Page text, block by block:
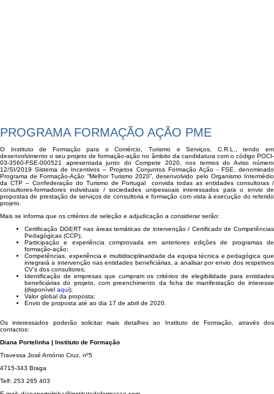
PROGRAMA FORMAÇÃO AÇÃO PME
O Instituto de Formação para o Comércio, Turismo e Serviços, C.R.L., tendo em
desenvolvimento o seu projeto de formação-ação no âmbito da candidatura com o código POCI-
03-3560-FSE-000521 apresentada junto do Compete 2020, nos termos do Aviso número
12/SI/2019 Sistema de Incentivos – Projetos Conjuntos Formação Ação - FSE, denominado
Programa de Formação-Ação “Melhor Turismo 2020”, desenvolvido pelo Organismo Intermédio
da CTP – Confederação do Turismo de Portugal convida todas as entidades consultoras /
consultores-formadores individuais / sociedades unipessoais interessados para o envio de
propostas de prestação de serviços de consultoria e formação com vista à execução do referido
projeto.
Mais se informa que os critérios de seleção e adjudicação a considerar serão:
Certificação DGERT nas áreas temáticas de intervenção / Certificado de Competências
Pedagógicas (CCP);
Participação e experiência comprovada em anteriores edições de programas de
formação-ação;
Competências, experiência e multidisciplinaridade da equipa técnica e pedagógica que
integrará a intervenção nas entidades beneficiárias, a analisar por envio dos respetivos
CV’s dos consultores;
Identificação de empresas que cumpram os critérios de elegibilidade para entidades
beneficiárias do projeto, com preenchimento da ficha de manifestação de interesse
(disponível aqui);
Valor global da proposta;
Envio de proposta até ao dia 17 de abril de 2020.
Os interessados poderão solicitar mais detalhes ao Instituto de Formação, através dos
contactos:
Diana Portelinha | Instituto de Formação
Travessa José António Cruz, nº5
4715-343 Braga
Telf: 253 265 403